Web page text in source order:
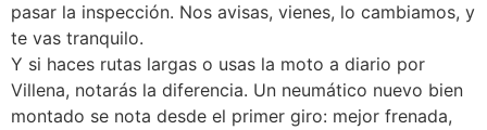
pasar la inspección. Nos avisas, vienes, lo cambiamos, y
te vas tranquilo.
Y si haces rutas largas o usas la moto a diario por
Villena, notarás la diferencia. Un neumático nuevo bien
montado se nota desde el primer giro: mejor frenada,